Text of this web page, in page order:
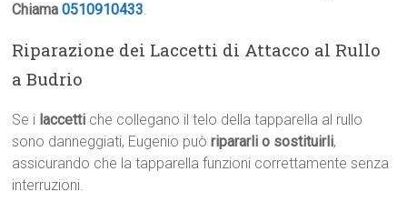
Chiama0510910433.
Riparazione dei Laccetti di Attacco al Rullo
a Budrio
Se i laccetti che collegano il telo della tapparella al rullo
sono danneggiati, Eugenio puòripararli o sostituirli,
assicurando che la tapparella funzioni correttamente senza
interruzioni.